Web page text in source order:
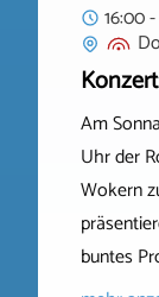
16:00
Am
Uhr der
Wokern
buntes